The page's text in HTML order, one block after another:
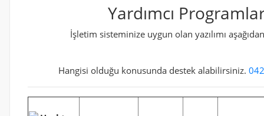
Yardımcı
İşletim sisteminize uygun olan yazılımı
Hangisi olduğu konusunda destek alabilirsiniz.